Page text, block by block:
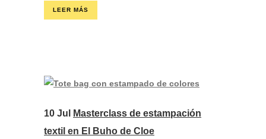
LEER MÁS
10 Jul
Masterclass de estampación
textil en El Buho de Cloe